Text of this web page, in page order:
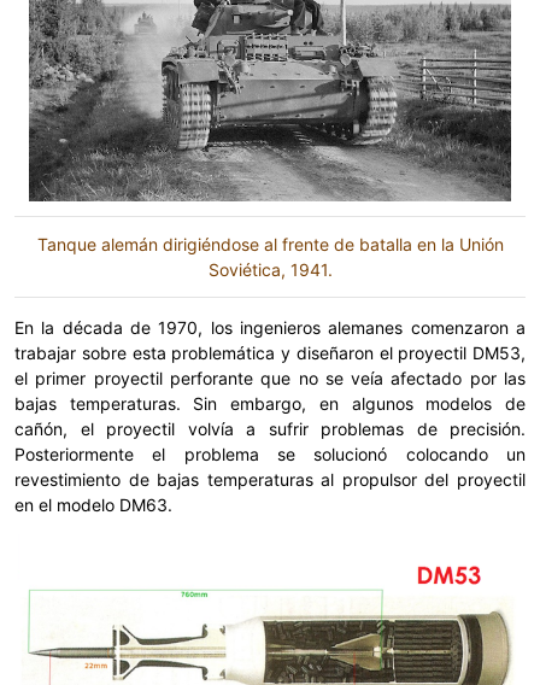
Tanque alemán dirigiéndose al frente de batalla en la Unión
Soviética, 1941.
En la década de 1970, los ingenieros alemanes comenzaron a
trabajar sobre esta problemática y diseñaron el proyectil DM53,
el primer proyectil perforante que no se veía afectado por las
bajas temperaturas. Sin embargo, en algunos modelos de
cañón, el proyectil volvía a sufrir problemas de precisión.
Posteriormente el problema se solucionó colocando un
revestimiento de bajas temperaturas al propulsor del proyectil
en el modelo DM63.